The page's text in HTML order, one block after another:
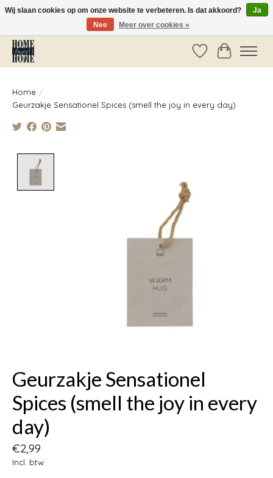
Vóór 14:00 besteld, dezelfde dag verzonden!
Verlanglijst
Home /
Geurzakje Sensationel Spices (smell the joy in every day)
Geurzakje Sensationel
Spices (smell the joy in every
day)
€2,99
Incl. btw
Wij slaan cookies op om onze website te verbeteren. Is dat akkoord?
Ja
Nee
Meer over cookies »